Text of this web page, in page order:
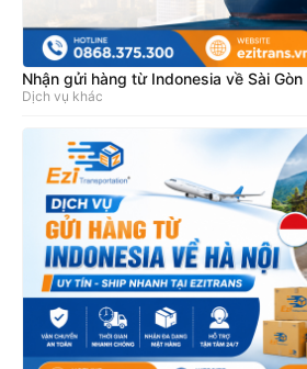
Nhận gửi hàng từ Indonesia về Sài
Dịch vụ khác